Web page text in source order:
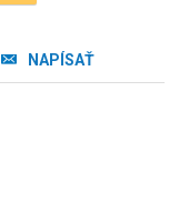
NAPÍSAŤ